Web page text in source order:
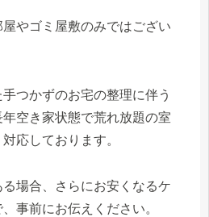
やゴミ屋敷のみではござい
つかずのお宅の整理に伴う
空き家状態で荒れ放題の室
応しております。
場合、さらにお安くなるケ
事前にお伝えください。